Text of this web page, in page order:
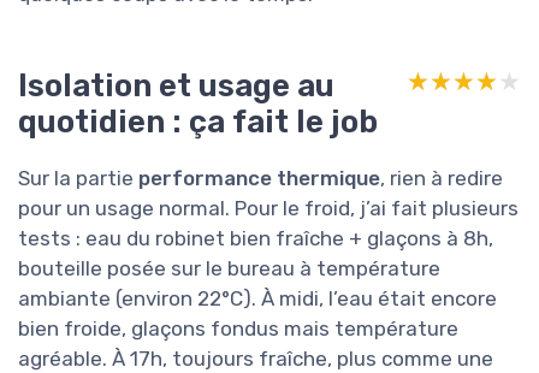
Isolation et usage au
quotidien : ça fait le job
★★★★★
★★★★★
Sur la partie performance thermique, rien à redire
pour un usage normal. Pour le froid, j’ai fait plusieurs
tests : eau du robinet bien fraîche + glaçons à 8h,
bouteille posée sur le bureau à température
ambiante (environ 22°C). À midi, l’eau était encore
bien froide, glaçons fondus mais température
agréable. À 17h, toujours fraîche, plus comme une